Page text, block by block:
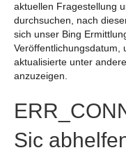
aktuellen Fragestellung
durchsuchen, nach
sich unser Bing
Veröffentlichungsdatum,
aktualisierte unter
anzuzeigen.
Sic